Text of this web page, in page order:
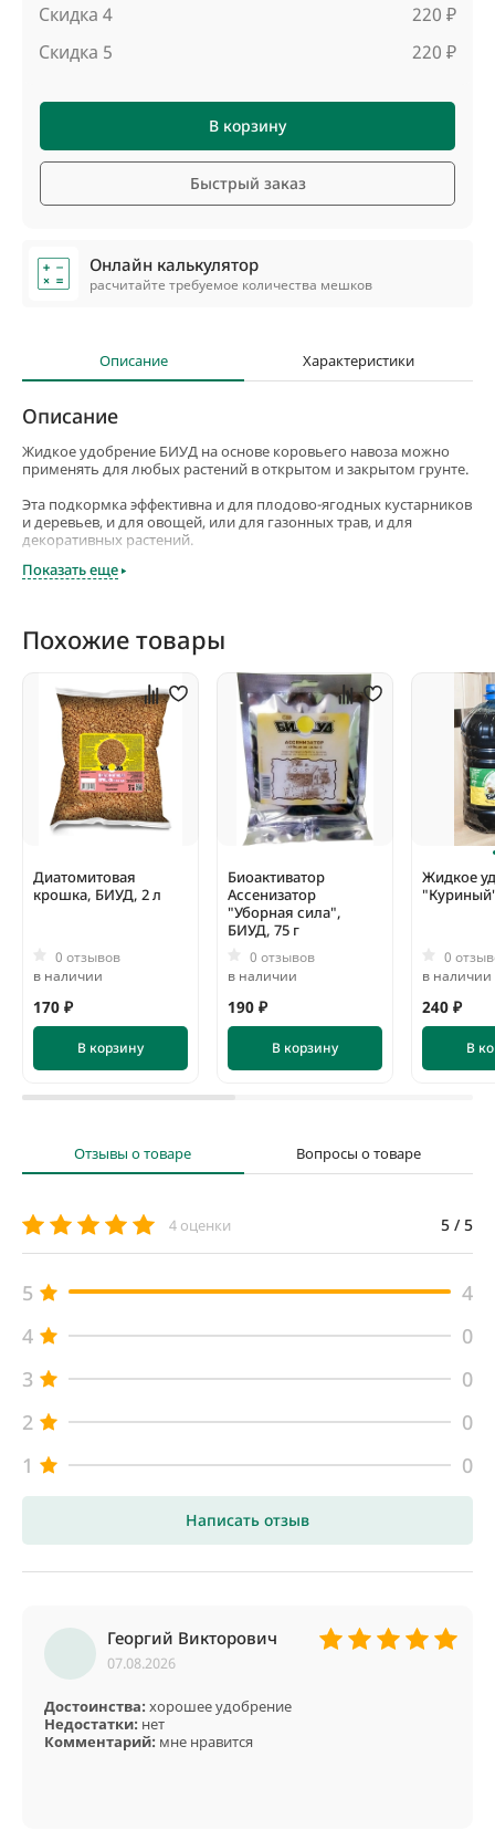
Скидка 4
220 ₽
Скидка 5
220 ₽
В корзину
Быстрый заказ
Онлайн калькулятор
расчитайте требуемое количества мешков
Описание Характеристики
Описание
Жидкое удобрение БИУД на основе коровьего навоза можно
применять для любых растений в открытом и закрытом грунте.
Эта подкормка эффективна и для плодово-ягодных кустарников
и деревьев, и для овощей, или для газонных трав, и для
декоративных растений.
Удобрения в жидком виде равномерно распределяются в почве
Жидкое удобрение БИУД на основе коровьего навоза по
внесенный в почву традиционным способом.
Жидкую подкормку можно вносить как весной и осенью, так и в
течение сезона по мере необходимости. Жидкое удобрение
можно использовать и при посадке плодовых деревьев и
кустарников. Это помогает им лучше прижиться. Также жидкое
удобрения можно использовать для опрыскивания
(внекорневой подкормки) любых растений.
Технология изготовления жидкого удобрения БИУД
присутствие в конечном продукте патогенной микрофлоры,
яиц гельминтов и семян сорных растений.
Показать еще
Похожие товары
Диатомитовая
крошка, БИУД, 2 л
0 отзывов
в наличии
170 ₽
В корзину
Биоактиватор
Ассенизатор
"Уборная сила",
БИУД, 75 г
0 отзывов
в наличии
190 ₽
В корзину
Жидкое
0
в наличии
240 ₽
В
Отзывы о товаре Вопросы о товаре
4 оценки 5 / 5
5
4
4
0
3
0
2
0
1
0
Написать отзыв
Георгий Викторович
07.08.2026
Достоинства: хорошее удобрение
Недостатки: нет
Комментарий: мне нравится